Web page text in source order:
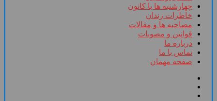
چهارشنبه ها با کانون
خاطرات زندان
مصاحبه ها و مقالات
قوانین و مصوبات
درباره ما
تماس با ما
صفحه مهمان